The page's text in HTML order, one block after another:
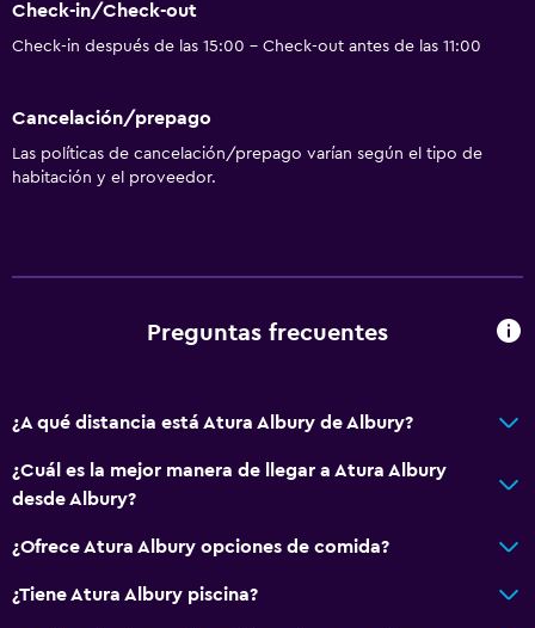
Check-in/Check-out
Check-in después de las 15:00 - Check-out antes de las 11:00
Cancelación/prepago
Las políticas de cancelación/prepago varían según el tipo de
habitación y el proveedor.
Preguntas frecuentes
¿A qué distancia está Atura Albury de Albury?
¿Cuál es la mejor manera de llegar a Atura Albury
desde Albury?
¿Ofrece Atura Albury opciones de comida?
¿Tiene Atura Albury piscina?